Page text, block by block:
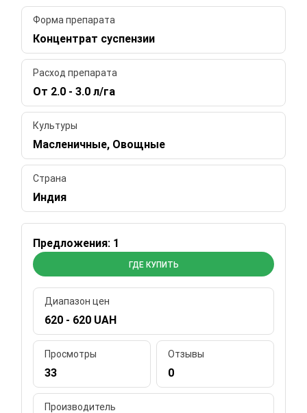
Форма препарата
Концентрат суспензии
Расход препарата
От 2.0 - 3.0 л/га
Культуры
Масленичные, Овощные
Страна
Индия
Предложения: 1
ГДЕ КУПИТЬ
Диапазон цен
620 - 620 UAH
Просмотры
33
Отзывы
0
Производитель